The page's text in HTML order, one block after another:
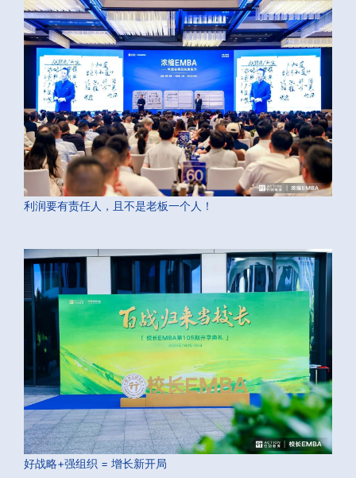
利润要有责任人，且不是老板一个人！
好战略+强组织 = 增长新开局